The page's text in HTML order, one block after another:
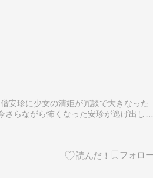
安珍に少女の清姫が冗談で大きなった
さらながら怖くなった安珍が逃げ出し寺